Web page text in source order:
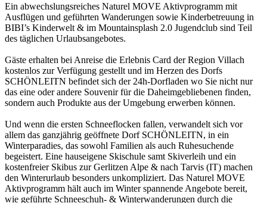
Ein abwechslungsreiches Naturel MOVE Aktivprogramm mit
Ausflügen und geführten Wanderungen sowie Kinderbetreuung in
BIBI’s Kinderwelt & im Mountainsplash 2.0 Jugendclub sind Teil
des täglichen Urlaubsangebotes.
Gäste erhalten bei Anreise die Erlebnis Card der Region Villach
kostenlos zur Verfügung gestellt und im Herzen des Dorfs
SCHÖNLEITN befindet sich der 24h-Dorfladen wo Sie nicht nur
das eine oder andere Souvenir für die Daheimgebliebenen finden,
sondern auch Produkte aus der Umgebung erwerben können.
Und wenn die ersten Schneeflocken fallen, verwandelt sich vor
allem das ganzjährig geöffnete Dorf SCHÖNLEITN, in ein
Winterparadies, das sowohl Familien als auch Ruhesuchende
begeistert. Eine hauseigene Skischule samt Skiverleih und ein
kostenfreier Skibus zur Gerlitzen Alpe & nach Tarvis (IT) machen
den Winterurlaub besonders unkompliziert. Das Naturel MOVE
Aktivprogramm hält auch im Winter spannende Angebote bereit,
wie geführte Schneeschuh- & Winterwanderungen durch die